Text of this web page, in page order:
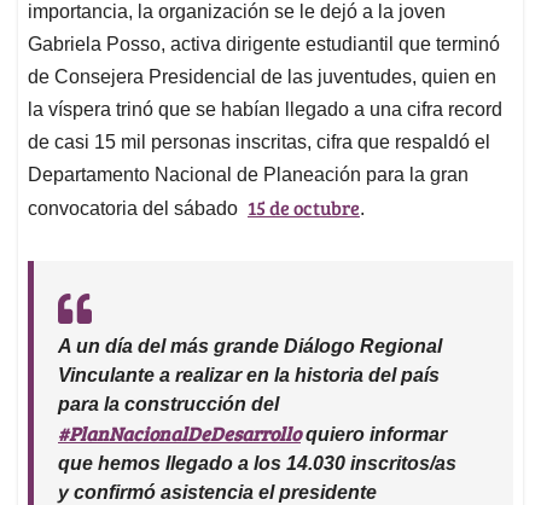
importancia, la organización se le dejó a la joven
Gabriela Posso, activa dirigente estudiantil que terminó
de Consejera Presidencial de las juventudes, quien en
la víspera trinó que se habían llegado a una cifra record
de casi 15 mil personas inscritas, cifra que respaldó el
Departamento Nacional de Planeación para la gran
convocatoria del sábado 15 de octubre.
A un día del más grande Diálogo Regional
Vinculante a realizar en la historia del país
para la construcción del
#PlanNacionalDeDesarrolloquiero informar
que hemos llegado a los 14.030 inscritos/as
y confirmó asistencia el presidente